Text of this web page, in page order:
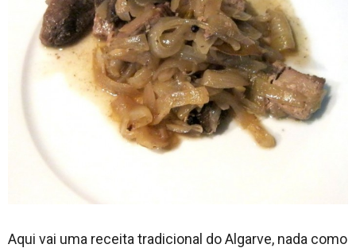
Aqui vai uma receita tradicional do Algarve, nada como